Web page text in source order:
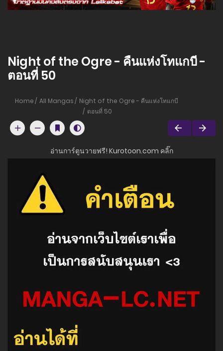
Night of the Ogre - คืนแห่งโทแกบี -
ตอนที่ 50
Home All Mangas
Night of the Ogre - คืนแห่งโทแกบี
ตอนที่ 50
อ่านการ์ตูนวายฟรี! Kurotoon.com คลิ๊ก